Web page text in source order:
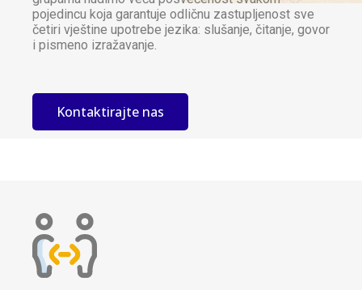
pojedincu koja garantuje odličnu zastupljenost sve
četiri vještine upotrebe jezika: slušanje, čitanje, govor
i pismeno izražavanje.
Kontaktirajte nas